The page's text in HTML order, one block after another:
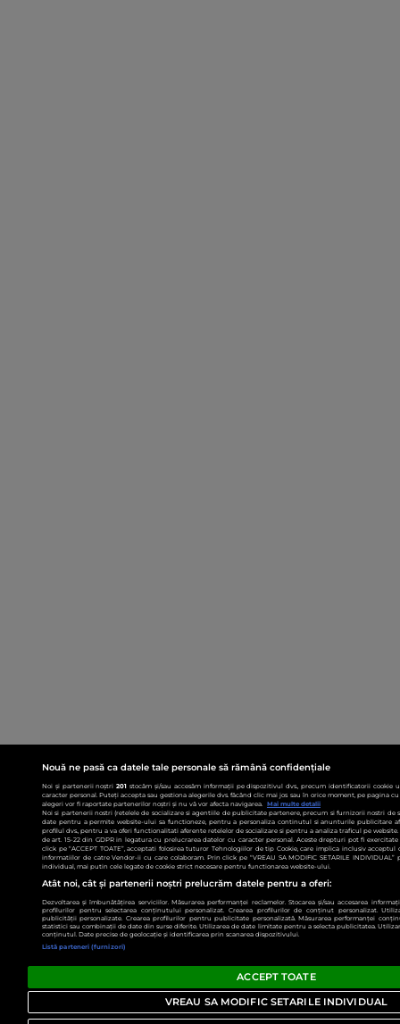
Nouă ne pasă ca datele tale personale să rămână confidențiale
Noi și partenerii noștri201 stocăm și/sau accesăm informații pe dispozitivul dvs., precum identificatorii
caracter personal. Puteți accepta sau gestiona alegerile dvs. făcând clic mai jos sau în orice moment, pe pagina
alegeri vor fi raportate partenerilor noștri și nu vă vor afecta navigarea.
Mai multe detalii
Noi si partenerii nostri (retelele de socializare si agentiile de publicitate partenere, precum si furnizorii nostri de
date pentru a permite website-ului sa functioneze, pentru a personaliza continutul si anunturile publicitare
profilul dvs., pentru a va oferi functionalitati aferente retelelor de socializare si pentru a analiza traficul pe
de art. 15-22 din GDPR in legatura cu prelucrarea datelor cu caracter personal. Aceste drepturi pot fi
click pe “ACCEPT TOATE”, acceptati folosirea tuturor Tehnologiilor de tip Cookie, care implica inclusiv acceptul
informatiilor de catre Vendor-ii cu care colaboram. Prin click pe “VREAU SA MODIFIC SETARILE
individual, mai putin cele legate de cookie strict necesare pentru functionarea website-ului.
Atât noi, cât și partenerii noștri prelucrăm datele pentru a oferi:
Dezvoltarea și îmbunătățirea serviciilor. Măsurarea performanței reclamelor. Stocarea și/sau accesarea
profilurilor pentru selectarea conținutului personalizat. Crearea profilurilor de conținut personalizat.
publicității personalizate. Crearea profilurilor pentru publicitate personalizată. Măsurarea performanței
statistici sau combinații de date din surse diferite. Utilizarea de date limitate pentru a selecta publicitatea.
conținutul. Date precise de geolocație și identificarea prin scanarea dispozitivului.
Listă parteneri (furnizori)
ACCEPT TOATE
VREAU SA MODIFIC SETARILE INDIVIDUAL